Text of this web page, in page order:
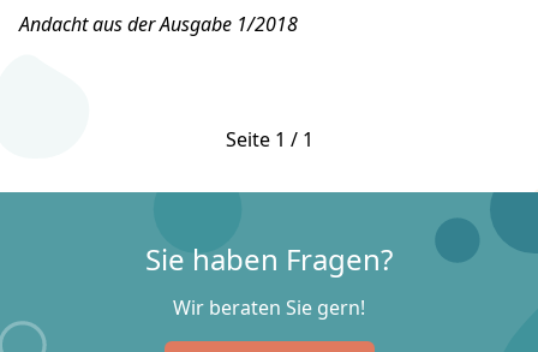
Andacht aus der Ausgabe 1/2018
Seite 1 / 1
Sie haben Fragen?
Wir beraten Sie gern!